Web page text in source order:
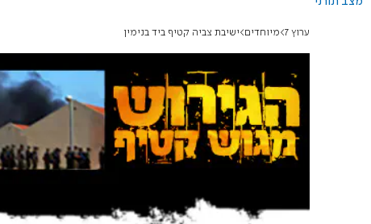
ערוץ 7 מיוחדים ישיבת צביה קטיף ביד בנימין